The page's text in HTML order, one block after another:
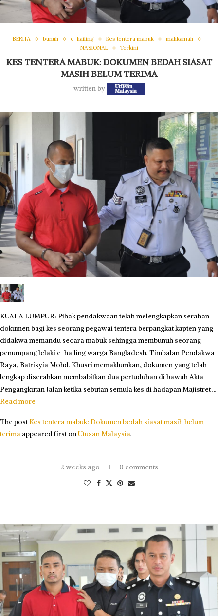
BERITA bunuh e-hailing Kes tentera mabuk
mahkamah
NASIONAL
Terkini
KES TENTERA MABUK: DOKUMEN BEDAH SIASAT
MASIH BELUM TERIMA
written by
KUALA LUMPUR: Pihak pendakwaan telah melengkapkan serahan
dokumen bagi kes seorang pegawai tentera berpangkat kapten yang
didakwa memandu secara mabuk sehingga membunuh seorang
penumpang lelaki e-hailing warga Bangladesh. Timbalan Pendakwa
Raya, Batrisyia Mohd. Khusri memaklumkan, dokumen yang telah
lengkap diserahkan membabitkan dua pertuduhan di bawah Akta
Pengangkutan Jalan ketika sebutan semula kes di hadapan Majistret …
Read more
The postKes tentera mabuk: Dokumen bedah siasat masih belum
terima appeared first onUtusan Malaysia.
2 weeks ago 0 comments